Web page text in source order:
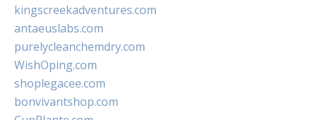
kingscreekadventures.com
antaeuslabs.com
purelycleanchemdry.com
WishOping.com
shoplegacee.com
bonvivantshop.com